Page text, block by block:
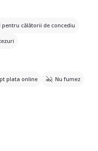
pentru călătorii de concediu
plata online Nu fumez